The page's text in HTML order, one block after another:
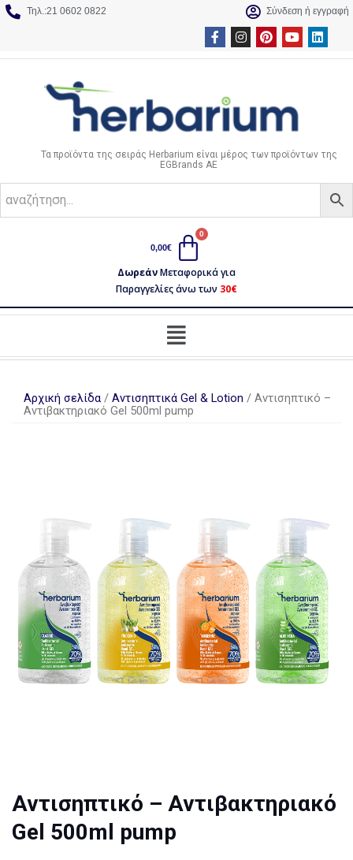
Τηλ.:21 0602 0822 Σύνδεση ή εγγραφή
Τα προϊόντα της σειράς Herbarium είναι μέρος των προϊόντων της
EGBrands AE
0,00€
ΔωρεάνΜεταφορικά για
Παραγγελίες άνω των 30€
Αρχική σελίδα/ Αντισηπτικά Gel & Lotion / Αντισηπτικό –
Αντιβακτηριακό Gel 500ml pump
Αντισηπτικό – Αντιβακτηριακό
Gel 500ml pump